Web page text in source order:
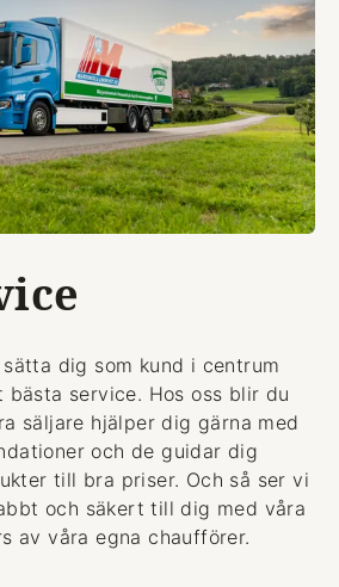
dig som kund i centrum
bästa service. Hos oss blir du
säljare hjälper dig gärna med
och de guidar dig
till bra priser. Och så ser vi
och säkert till dig med våra
av våra egna chaufförer.